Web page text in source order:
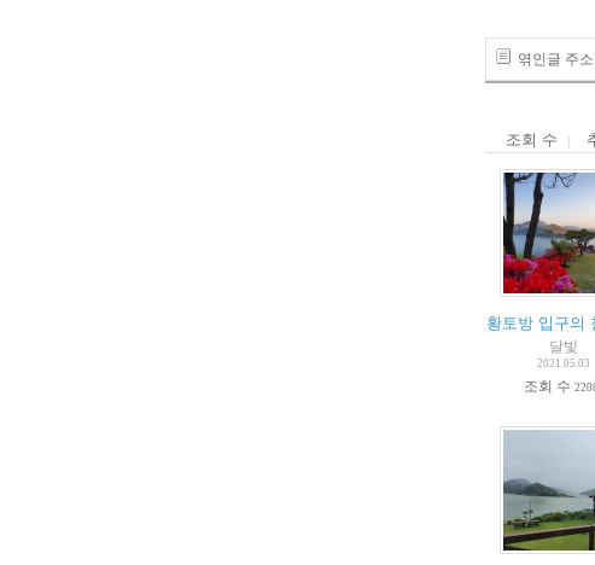
엮인글 주
조회 수
황토방 입구의
달빛
2021.05.03
조회 수